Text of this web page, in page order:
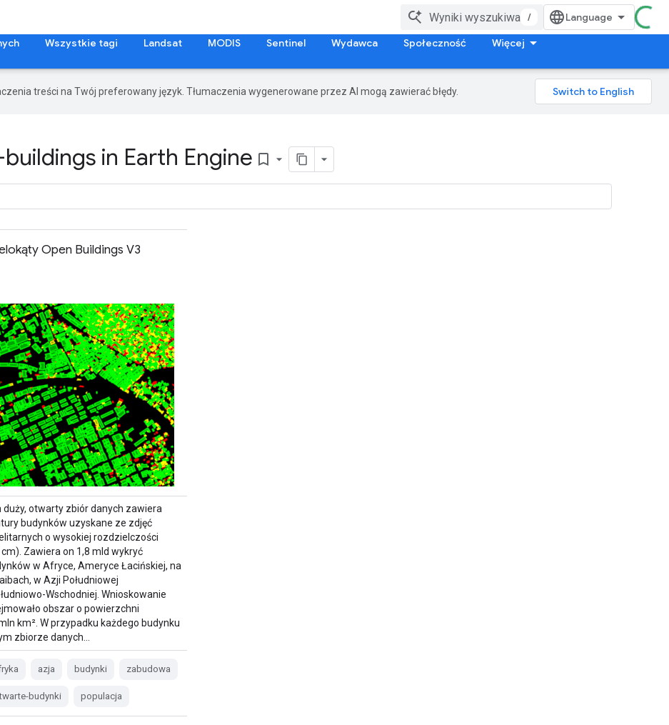
/
Wszystkie tagi Landsat MODIS Sentinel Wydawca Społeczność Więcej
treści na Twój preferowany język. Tłumaczenia wygenerowane przez AI mogą zawierać błędy.
in Earth Engine bookmark_border
Open Buildings V3
duży, otwarty zbiór danych zawiera
budynków uzyskane ze zdjęć
o wysokiej rozdzielczości
Zawiera on 1,8 mld wykryć
w Afryce, Ameryce Łacińskiej, na
w Azji Południowej
Wschodniej. Wnioskowanie
obszar o powierzchni
km². W przypadku każdego budynku
zbiorze danych…
azja budynki zabudowa
budynki populacja